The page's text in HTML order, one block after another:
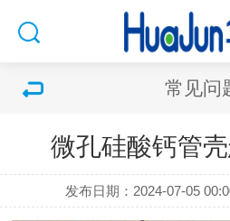
常见问
微孔硅酸钙管
发布日期：2024-07-05